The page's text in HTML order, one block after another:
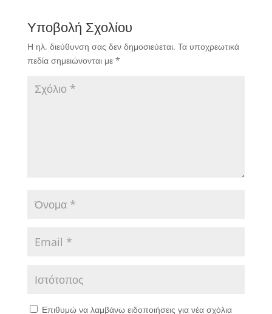
Υποβολή Σχολίου
Η ηλ. διεύθυνση σας δεν δημοσιεύεται. Τα υποχρεωτικά
πεδία σημειώνονται με *
Επιθυμώ να λαμβάνω ειδοποιήσεις για νέα σχόλια